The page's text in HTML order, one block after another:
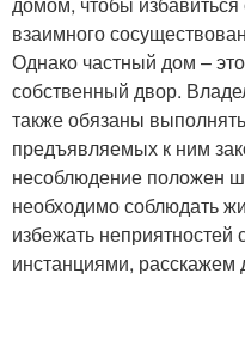
взаимного
Однако частный дом –
собственный двор.
также обязаны
предъявляемых к ним
несоблюдение положен
необходимо соблюдать
избежать
инстанциями, расскажем